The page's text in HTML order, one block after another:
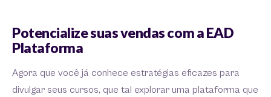
Potencialize suas vendas com a EAD
Plataforma
Agora que você já conhece estratégias eficazes para
divulgar seus cursos, que tal explorar uma plataforma que